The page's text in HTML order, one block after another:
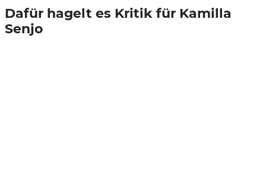
Dafür hagelt es Kritik für Kamilla
Senjo